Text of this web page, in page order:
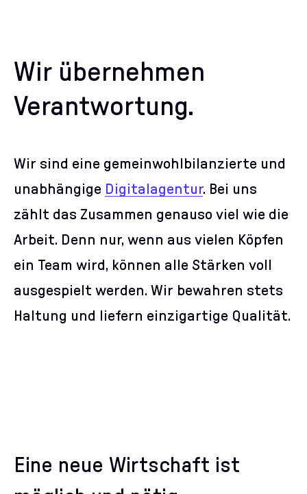
Wir übernehmen
Verantwortung.
Wir sind eine gemeinwohlbilanzierte und
unabhängige Digitalagentur. Bei uns
zählt das Zusammen genauso viel wie die
Arbeit. Denn nur, wenn aus vielen Köpfen
ein Team wird, können alle Stärken voll
ausgespielt werden. Wir bewahren stets
Haltung und liefern einzigartige Qualität.
Eine neue Wirtschaft ist